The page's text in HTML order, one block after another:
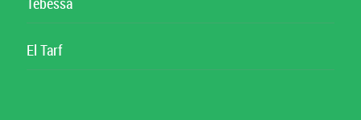
Tebessa
El Tarf